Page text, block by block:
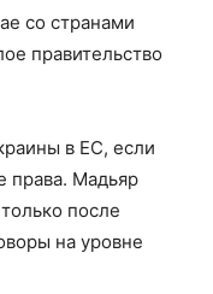
со странами
правительство
в ЕС, если
права. Мадьяр
после
на уровне